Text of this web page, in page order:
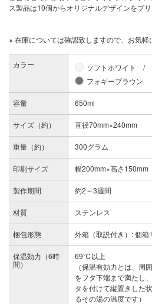
ス製品は10個からオリジナルデザインをプ
※ 在庫については確認致しますので、お気軽
カラー ソフトホワイト
フォギーブラウン
容量 650ml
サイズ（約） 直径70mm×240mm
重量（約） 300グラム
印刷サイズ 幅200mm×高さ150mm
製作期間 約2～3週間
材質 ステンレス
梱包形態 外箱（取説付き）: 個箱
保温効力（6時
間）
69℃以上
（保温有効力とは、
をフタ下端まで満た
タを付けて縦置きした
るその湯の温度です）